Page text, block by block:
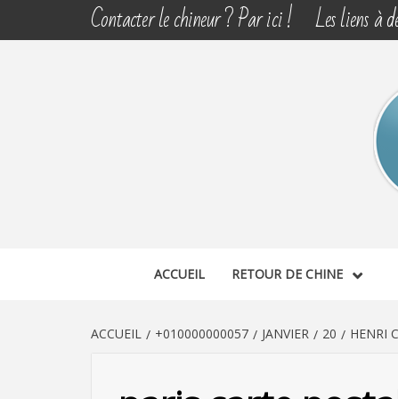
Contacter le chineur ? Par ici ! Les liens à
ACCUEIL RETOUR DE CHINE
ACCUEIL +010000000057 JANVIER 20 HENRI